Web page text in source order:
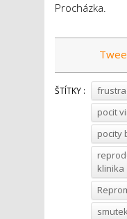
Procházka.
ŠTÍTKY :
pocit
pocity
klinika